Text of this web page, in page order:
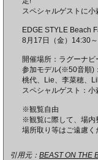
スペシャルゲストに小
EDGE STYLE Beach
8月17日（金）14:30
開催場所：ラグーナビ
参加モデル(※50音順)
桃代、Lie、李菜穂、
スペシャルゲスト：小
※観覧自由
※観覧に際して、場内
場所取り等はご遠慮く
引用元： BEAST ON THE